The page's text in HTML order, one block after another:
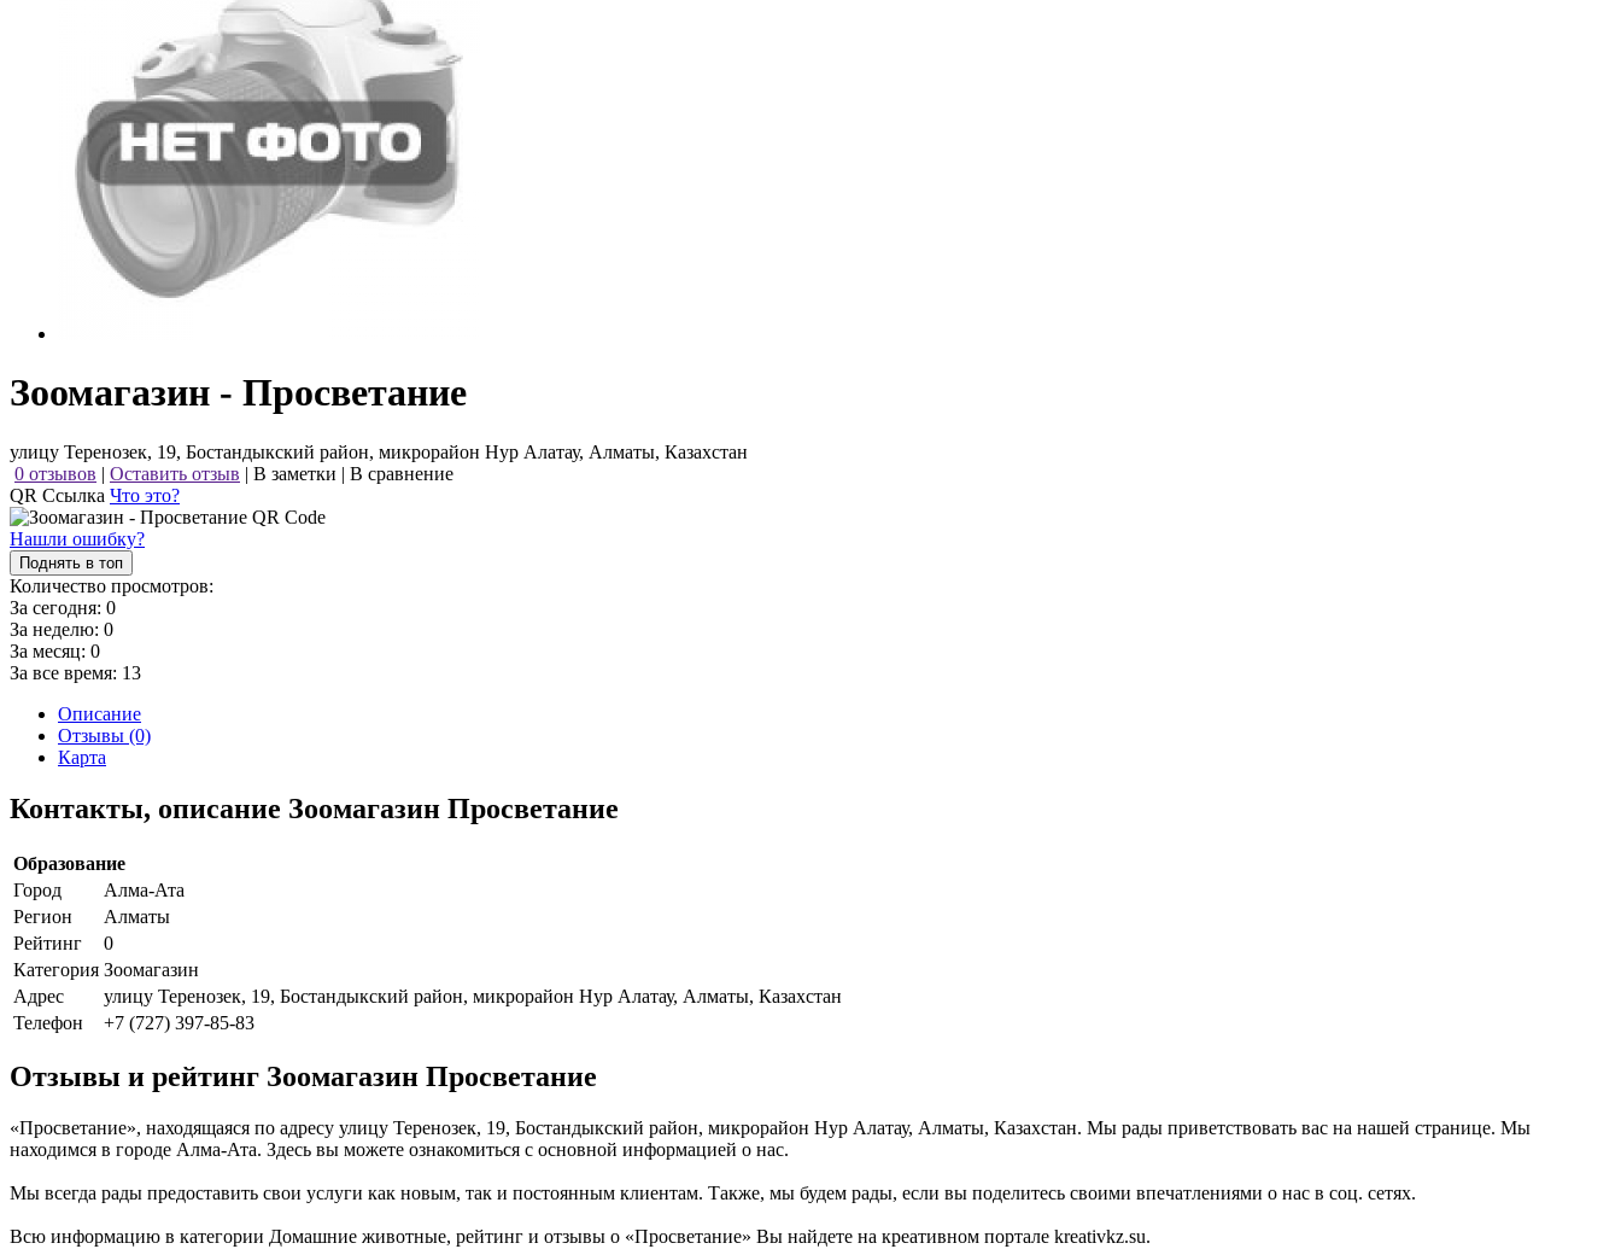
Зоомагазин - Просветание
улицу Теренозек, 19, Бостандыкский район, микрорайон Нур Алатау, Алматы, Казахстан
0 отзывов | Оставить отзыв | В заметки | В сравнение
QR Ссылка Что это?
Нашли ошибку?
Поднять в топ
Количество просмотров:
За сегодня: 0
За неделю: 0
За месяц: 0
За все время: 13
Описание
Отзывы (0)
Карта
Контакты, описание Зоомагазин Просветание
Образование
Город
Алма-Ата
Регион
Алматы
Рейтинг
0
Категория Зоомагазин
Адрес
улицу Теренозек, 19, Бостандыкский район, микрорайон Нур Алатау, Алматы, Казахстан
Телефон
+7 (727) 397-85-83
Отзывы и рейтинг Зоомагазин Просветание
«Просветание», находящаяся по адресу улицу Теренозек, 19, Бостандыкский район, микрорайон Нур Алатау, Алматы, Казахстан. Мы рады приветствовать вас на нашей странице. Мы
находимся в городе Алма-Ата. Здесь вы можете ознакомиться с основной информацией о нас.
Мы всегда рады предоставить свои услуги как новым, так и постоянным клиентам. Также, мы будем рады, если вы поделитесь своими впечатлениями о нас в соц. сетях.
Всю информацию в категории Домашние животные, рейтинг и отзывы о «Просветание» Вы найдете на креативном портале kreativkz.su.